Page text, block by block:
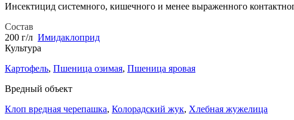
Инсектицид системного, кишечного и менее выраженного
Состав
200 г/л Имидаклоприд
Культура
Картофель, Пшеница озимая, Пшеница яровая
Вредный объект
Клоп вредная черепашка, Колорадский жук, Хлебная жужелица